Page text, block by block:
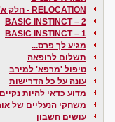
RELOCATION - חלק א'
BASIC INSTINCT – 2
BASIC INSTINCT – 1
מגיע לך פרס...
תשלום לרופאה
טיפול 'מרפא' למירב
עונה על כל הדרישות
מדוע כדאי להיות
משחקי הנעליים של
עושים חשבון